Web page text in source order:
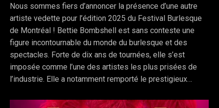
Nous sommes fiers d’annoncer la présence d’une autre
artiste vedette pour l’édition 2025 du Festival Burlesque
de Montréal ! Bettie Bombshell est sans conteste une
figure incontournable du monde du burlesque et des
spectacles. Forte de dix ans de tournées, elle s’est
imposée comme l’une des artistes les plus prisées de
l’industrie. Elle a notamment remporté le prestigieux…